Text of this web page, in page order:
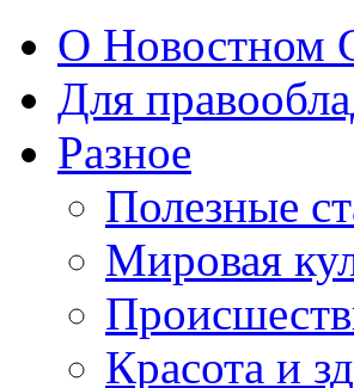
О Новостном
Для
Разное
Полезные
Мировая
Красота и